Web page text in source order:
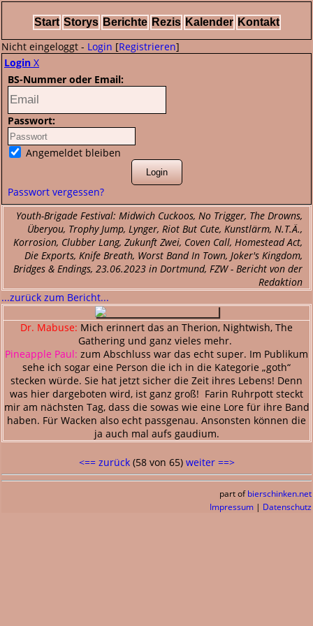
Start Storys Berichte Rezis Kalender Kontakt
Nicht eingeloggt - Login [Registrieren]
Login X
BS-Nummer oder Email:
Passwort:
Angemeldet bleiben
Passwort vergessen?
Youth-Brigade Festival: Midwich Cuckoos, No Trigger, The Drowns,
Überyou, Trophy Jump, Lynger, Riot But Cute, Kunstlärm, N.T.Ä.,
Korrosion, Clubber Lang, Zukunft Zwei, Coven Call, Homestead Act,
Die Exports, Knife Breath, Worst Band In Town, Joker's Kingdom,
Bridges & Endings, 23.06.2023 in Dortmund, FZW - Bericht von der
Redaktion
...zurück zum Bericht...
Dr. Mabuse: Mich erinnert das an Therion, Nightwish, The
Gathering und ganz vieles mehr.
Pineapple Paul: zum Abschluss war das echt super. Im Publikum
sehe ich sogar eine Person die ich in die Kategorie „goth“
stecken würde. Sie hat jetzt sicher die Zeit ihres Lebens! Denn
was hier dargeboten wird, ist ganz groß! Farin Ruhrpott steckt
mir am nächsten Tag, dass die sowas wie eine Lore für ihre Band
haben. Für Wacken also echt passgenau. Ansonsten können die
ja auch mal aufs gaudium.
<== zurück(58 von 65) weiter ==>
part of bierschinken.net
Impressum | Datenschutz